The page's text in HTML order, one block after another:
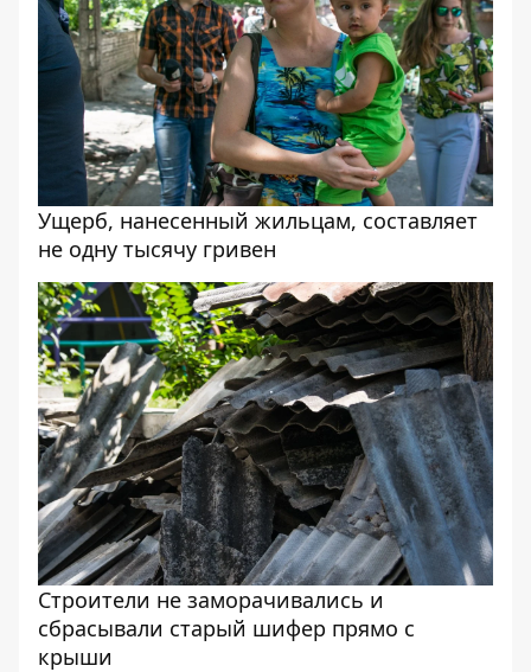
Ущерб, нанесенный жильцам, составляет
не одну тысячу гривен
Строители не заморачивались и
сбрасывали старый шифер прямо с
крыши